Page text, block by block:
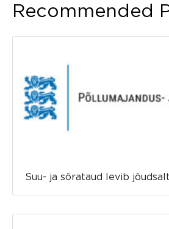
Recommended
Suu- ja sõrataud levib